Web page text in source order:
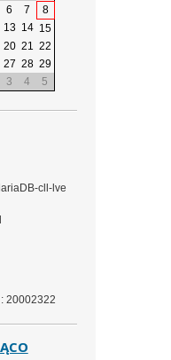
6 7
8
13 14 15
20 21 22
27 28 29
3 4 5
cll-lve
: 20002322